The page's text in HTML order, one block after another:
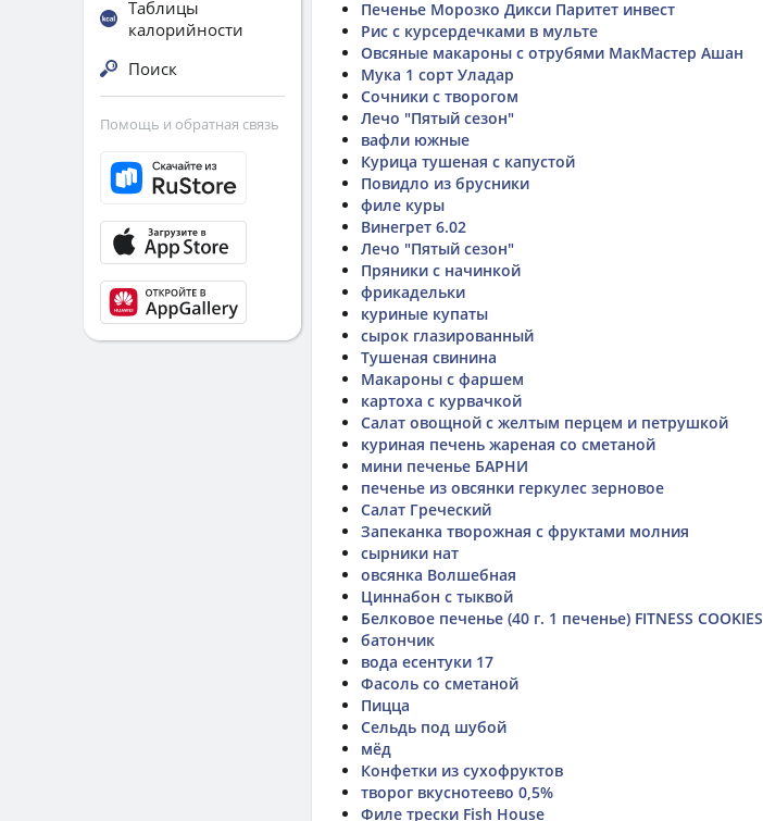
Печенье Морозко Дикси Паритет инвест
Рис с курсердечками в мульте
Овсяные макароны с отрубями МакМастер Ашан
Мука 1 сорт Уладар
Сочники с творогом
Лечо "Пятый сезон"
вафли южные
Курица тушеная с капустой
Повидло из брусники
филе куры
Винегрет 6.02
Лечо "Пятый сезон"
Пряники с начинкой
фрикадельки
куриные купаты
сырок глазированный
Тушеная свинина
Макароны с фаршем
картоха с курвачкой
Салат овощной с желтым перцем и петрушкой
куриная печень жареная со сметаной
мини печенье БАРНИ
печенье из овсянки геркулес зерновое
Салат Греческий
Запеканка творожная с фруктами молния
сырники нат
овсянка Волшебная
Циннабон с тыквой
Белковое печенье (40 г. 1 печенье) FITNESS COOKIES
батончик
вода есентуки 17
Фасоль со сметаной
Пицца
Сельдь под шубой
мёд
Конфетки из сухофруктов
творог вкуснотеево 0,5%
Филе трески Fish House
Таблицы
калорийности
Поиск
Помощь и обратная связь